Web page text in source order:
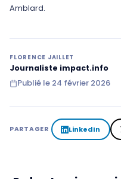
Amblard.
FLORENCE JAILLET
Journaliste impact.info
Publié le 24 février 2026
PARTAGER LinkedIn